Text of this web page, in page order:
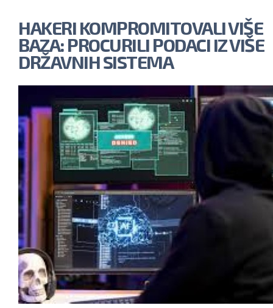
HAKERI KOMPROMITOVALI VIŠE
BAZA: PROCURILI PODACI IZ VIŠE
DRŽAVNIH SISTEMA